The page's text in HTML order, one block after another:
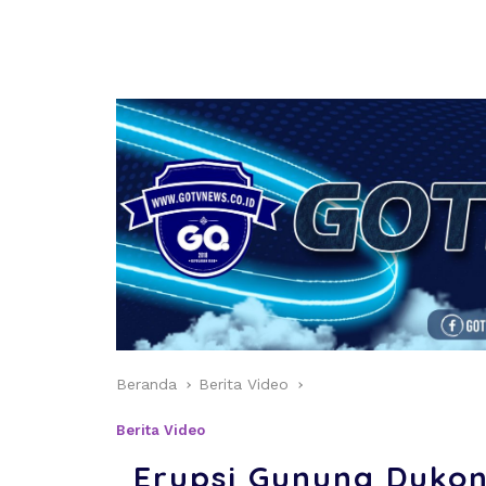
Beranda Berita Video
Berita Video
Erupsi Gunung